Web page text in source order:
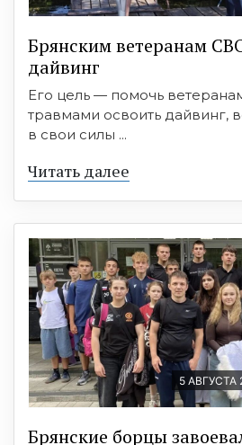
Брянским ветеранам
дайвинг
Его цель — помочь
травмами освоить дайвинг,
в свои силы ...
Читать далее
5 АВГУСТА
Брянские борцы